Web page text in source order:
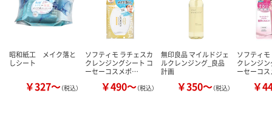
昭和紙工 メイク落と
しシート
￥327～（税込）
ソフティモ ラチェスカ
クレンジングシート コ
ーセーコスメポ…
￥490～（税込）
無印良品 マイルドジェ
ルクレンジング_良品
計画
￥350～（税込）
ソフティ
クレンジ
ーセーコ
￥